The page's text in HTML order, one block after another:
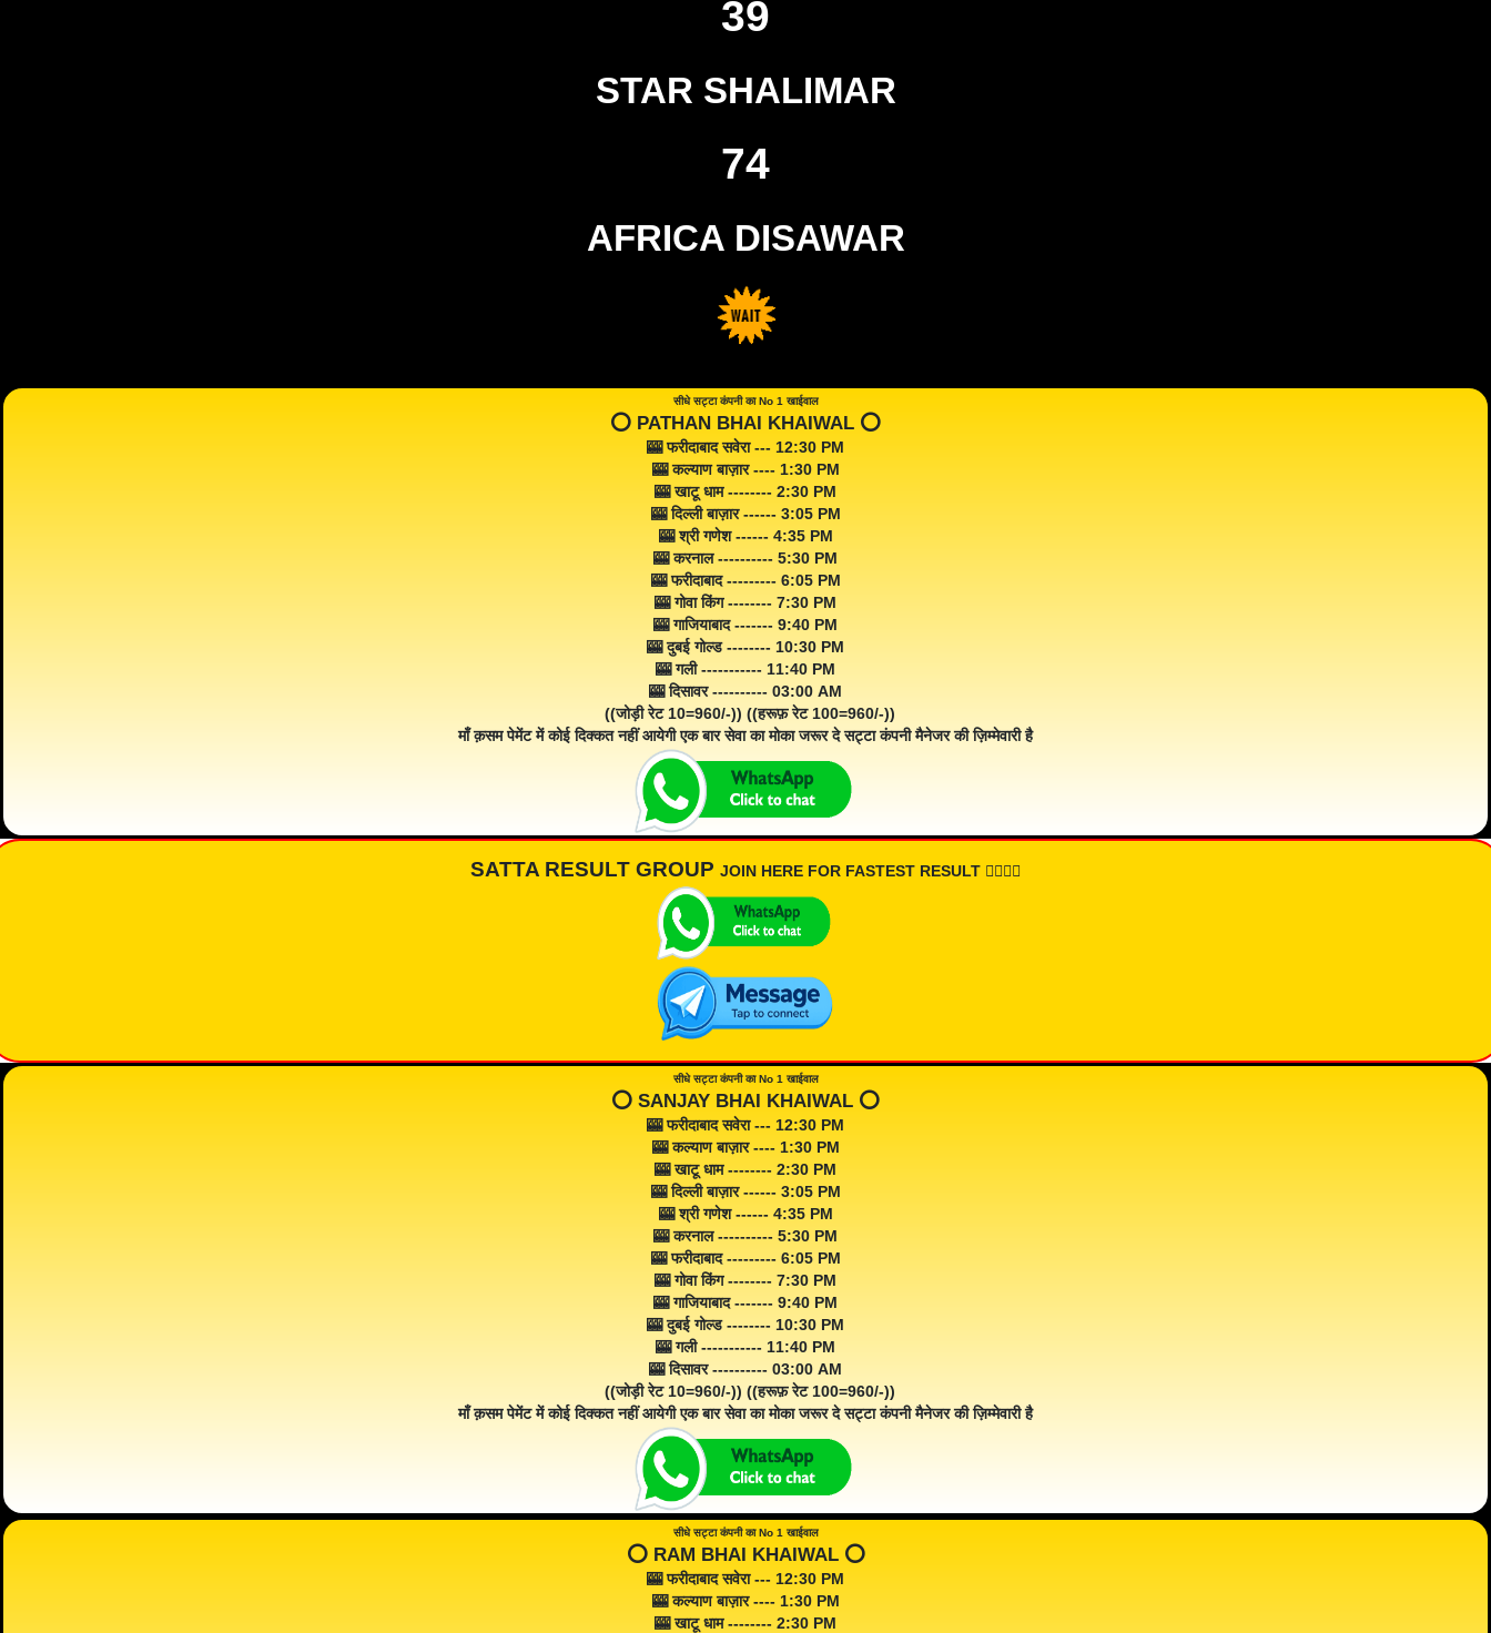
39
STAR SHALIMAR
74
AFRICA DISAWAR
सीधे सट्टा कंपनी का No 1 खाईवाल
⭕️ PATHAN BHAI KHAIWAL ⭕️
🎰 फरीदाबाद सवेरा --- 12:30 PM
🎰 कल्याण बाज़ार ---- 1:30 PM
🎰 खाटू धाम -------- 2:30 PM
🎰 दिल्ली बाज़ार ------ 3:05 PM
🎰 श्री गणेश ------ 4:35 PM
🎰 करनाल ---------- 5:30 PM
🎰 फरीदाबाद --------- 6:05 PM
🎰 गोवा किंग -------- 7:30 PM
🎰 गाजियाबाद ------- 9:40 PM
🎰 दुबई गोल्ड -------- 10:30 PM
🎰 गली ----------- 11:40 PM
🎰 दिसावर ---------- 03:00 AM
((जोड़ी रेट 10=960/-)) ((हरूफ़ रेट 100=960/-))
माँ क़सम पेमेंट में कोई दिक्कत नहीं आयेगी एक बार सेवा का मोका जरूर दे सट्टा कंपनी मैनेजर की ज़िम्मेवारी है
SATTA RESULT GROUP JOIN HERE FOR FASTEST RESULT 👇🏾👇🏾
सीधे सट्टा कंपनी का No 1 खाईवाल
⭕️ SANJAY BHAI KHAIWAL ⭕️
🎰 फरीदाबाद सवेरा --- 12:30 PM
🎰 कल्याण बाज़ार ---- 1:30 PM
🎰 खाटू धाम -------- 2:30 PM
🎰 दिल्ली बाज़ार ------ 3:05 PM
🎰 श्री गणेश ------ 4:35 PM
🎰 करनाल ---------- 5:30 PM
🎰 फरीदाबाद --------- 6:05 PM
🎰 गोवा किंग -------- 7:30 PM
🎰 गाजियाबाद ------- 9:40 PM
🎰 दुबई गोल्ड -------- 10:30 PM
🎰 गली ----------- 11:40 PM
🎰 दिसावर ---------- 03:00 AM
((जोड़ी रेट 10=960/-)) ((हरूफ़ रेट 100=960/-))
माँ क़सम पेमेंट में कोई दिक्कत नहीं आयेगी एक बार सेवा का मोका जरूर दे सट्टा कंपनी मैनेजर की ज़िम्मेवारी है
सीधे सट्टा कंपनी का No 1 खाईवाल
⭕️ RAM BHAI KHAIWAL ⭕️
🎰 फरीदाबाद सवेरा --- 12:30 PM
🎰 कल्याण बाज़ार ---- 1:30 PM
🎰 खाटू धाम -------- 2:30 PM